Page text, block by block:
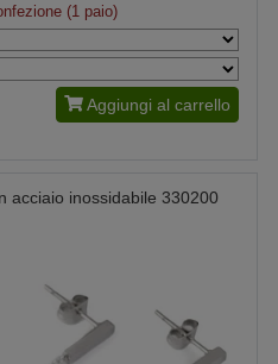
(1 paio)
Aggiungi al carrello
acciaio inossidabile 330200